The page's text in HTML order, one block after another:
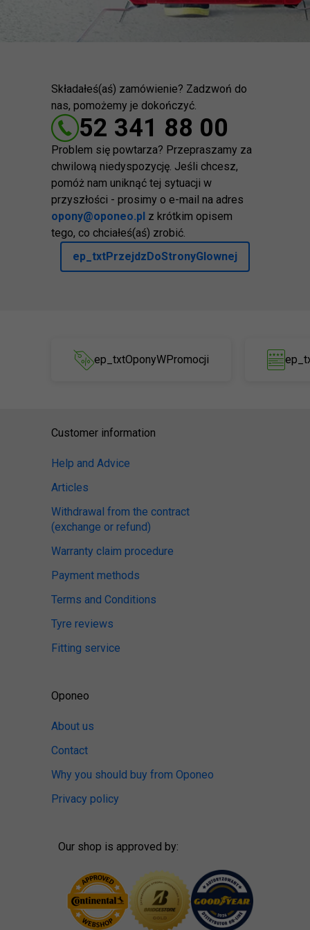
Składałeś(aś) zamówienie? Zadzwoń do
nas, pomożemy je dokończyć.
52 341 88 00
Problem się powtarza? Przepraszamy za
chwilową niedyspozycję. Jeśli chcesz,
pomóż nam uniknąć tej sytuacji w
przyszłości - prosimy o e-mail na adres
opony@oponeo.pl z krótkim opisem
tego, co chciałeś(aś) zrobić.
ep_txtPrzejdzDoStronyGlownej
ep_txtOponyWPromocji
Customer information
Help and Advice
Articles
Withdrawal from the contract
(exchange or refund)
Warranty claim procedure
Payment methods
Terms and Conditions
Tyre reviews
Fitting service
Oponeo
About us
Contact
Why you should buy from Oponeo
Privacy policy
Our shop is approved by: